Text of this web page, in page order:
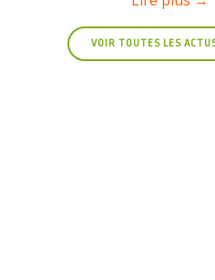
VOIR TOUTES LES